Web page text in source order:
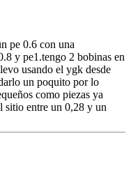
pe 0.6 con una
y pe1.tengo 2 bobinas en
usando el ygk desde
un poquito por lo
como piezas ya
sitio entre un 0,28 y un